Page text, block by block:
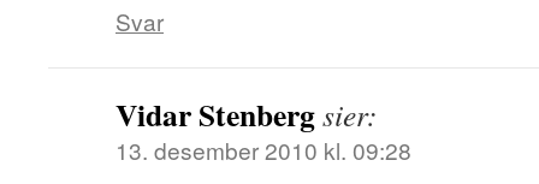
Svar
Vidar Stenbergsier:
13. desember 2010 kl. 09:28